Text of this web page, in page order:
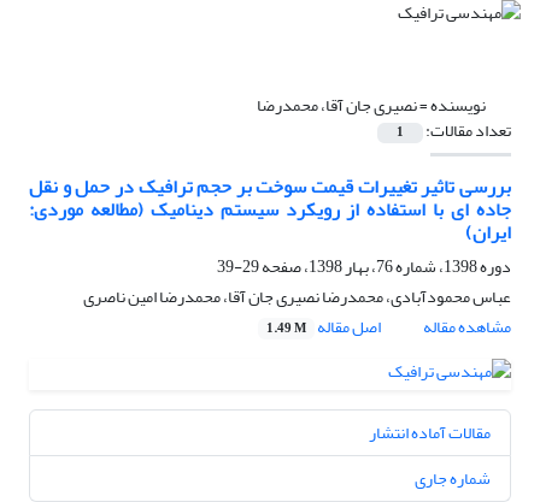
نویسنده =نصیری جان آقا، محمدرضا
تعداد مقالات: 1
بررسی تاثیر تغییرات قیمت سوخت بر حجم ترافیک در حمل و نقل
جاده ای با استفاده از رویکرد سیستم دینامیک (مطالعه موردی:
ایران)
دوره 1398، شماره 76، بهار 1398، صفحه
29-39
عباس محمودآبادی، محمدرضا نصیری جان آقا، محمدرضا امین ناصری
مشاهده مقاله
اصل مقاله 1.49 M
مقالات آماده انتشار
شماره جاری